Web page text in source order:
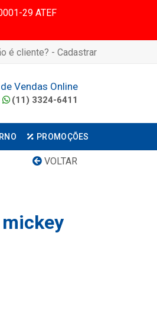
29 ATEF
é cliente? - Cadastrar
Vendas Online
(11) 3324-6411
PROMOÇÕES
VOLTAR